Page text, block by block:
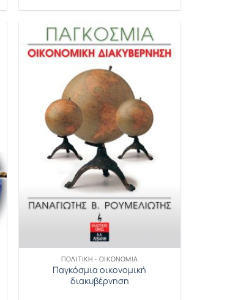
ΠΟΛΙΤΙΚΉ - ΟΙΚΟΝΟΜΊΑ
Παγκόσμια οικονομική
διακυβέρνηση